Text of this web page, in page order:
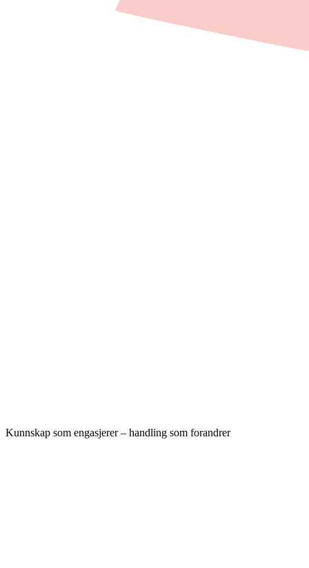
Kunnskap som engasjerer – handling som forandrer